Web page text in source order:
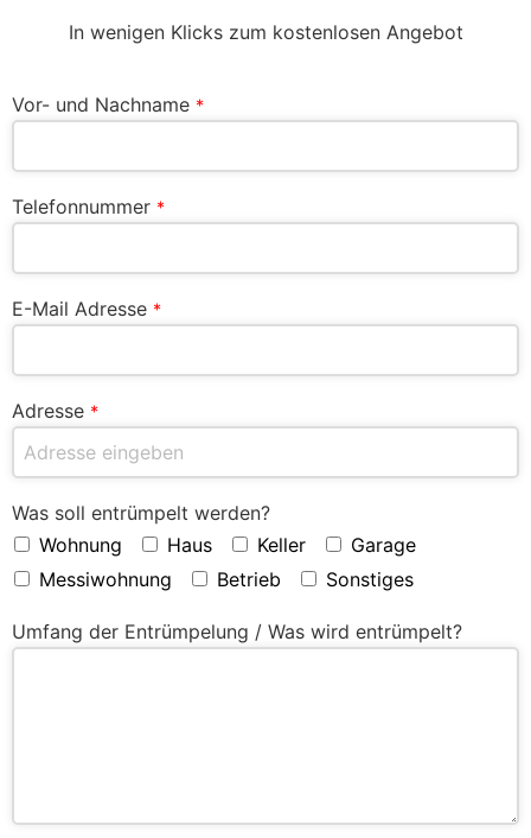
In wenigen Klicks zum kostenlosen Angebot
Vor- und Nachname *
Telefonnummer *
E-Mail Adresse *
Adresse *
Was soll entrümpelt werden?
Wohnung
Haus Keller
Garage
Messiwohnung
Betrieb Sonstiges
Umfang der Entrümpelung / Was wird entrümpelt?